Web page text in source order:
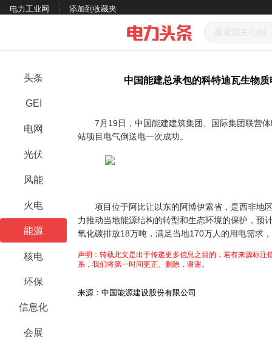
电力工业网 添加到收藏夹
头条
GEI
电网
光伏
风能
火电
能源
核电
环保
信息化
会展
中国能建总承包的科特迪瓦生物
7 月 19日，中国能建建筑集团、国际集团联营体
站项目电气倒送电一次成功。
项目位于阿比让以东的阿博伊索省，是西非地
力推动当地能源结构的转型和生态环境的保护，预
氧化碳排放18万吨，满足当地170万人的用电需求
声明：转载此文是出于传递更多信息之目的，若有来源标
系，我们将第一时间更正、删除，谢谢。
来源：中国能源建设股份有限公司